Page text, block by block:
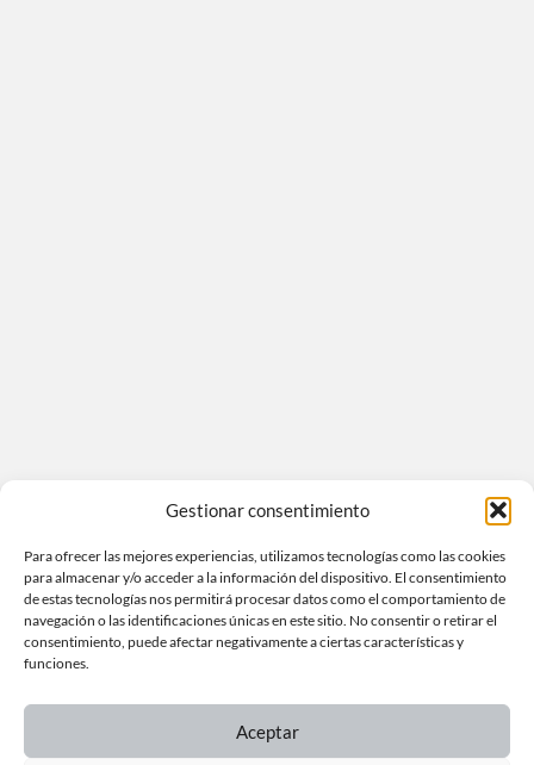
Gestionar consentimiento
Para ofrecer las mejores experiencias, utilizamos tecnologías como las cookies
para almacenar y/o acceder a la información del dispositivo. El consentimiento
de estas tecnologías nos permitirá procesar datos como el comportamiento de
navegación o las identificaciones únicas en este sitio. No consentir o retirar el
consentimiento, puede afectar negativamente a ciertas características y
funciones.
Aceptar